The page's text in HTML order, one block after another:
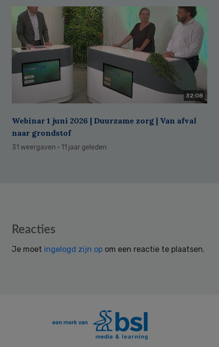
32:08
Webinar 1 juni 2026 | Duurzame zorg | Van afval
naar grondstof
31 weergaven · 11 jaar geleden
Reader
Reacties
Je moet ingelogd zijn op om een reactie te plaatsen.